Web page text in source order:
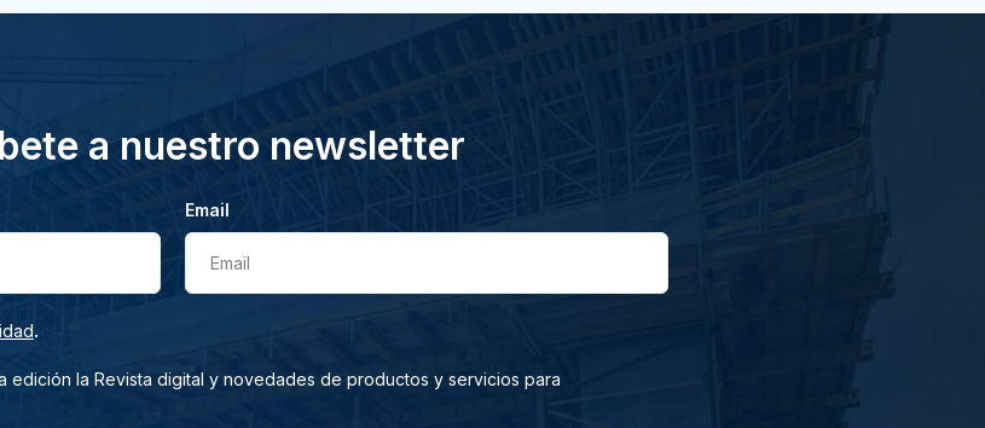
a nuestro newsletter
Email
Email
.
edición la Revista digital y novedades de productos y servicios para